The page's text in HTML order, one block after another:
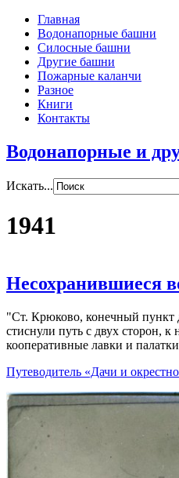
Главная
Водонапорные башни
Силосные башни
Другие башни
Пожарные каланчи
Разное
Книги
Контакты
Водонапорные и
Искать...
1941
Несохранившиеся
Ст. Крюково, конечный пункт
стиснули путь с двух сторон,
кооперативные лавки и
Путеводитель «Дачи и